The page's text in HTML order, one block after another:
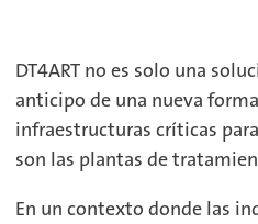
DT4ART no es solo una
anticipo de una nueva
infraestructuras críticas
son las plantas de
En un contexto donde las